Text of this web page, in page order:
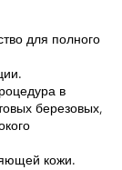
для полного
в
березовых,
кожи.